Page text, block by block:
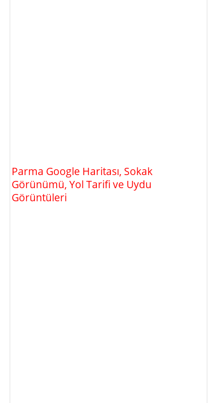
Parma Google Haritası, Sokak
Görünümü, Yol Tarifi ve Uydu
Görüntüleri